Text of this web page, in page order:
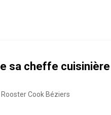
sa cheffe
Cook Béziers